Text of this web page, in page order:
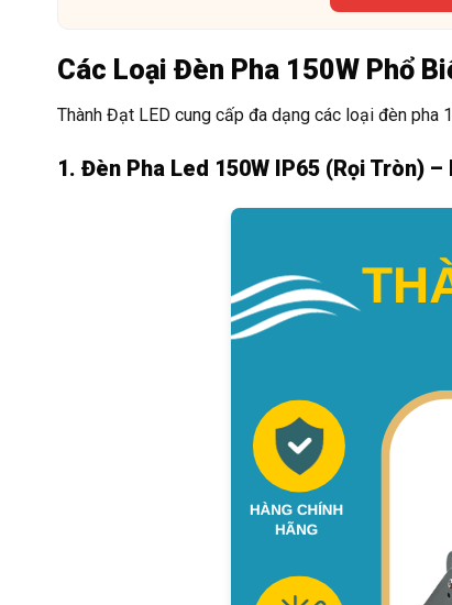
Các Loại Đèn Pha 150W Phổ
Thành Đạt LED cung cấp đa dạng các loại đèn pha
1. Đèn Pha Led 150W IP65 (Rọi Tròn) –